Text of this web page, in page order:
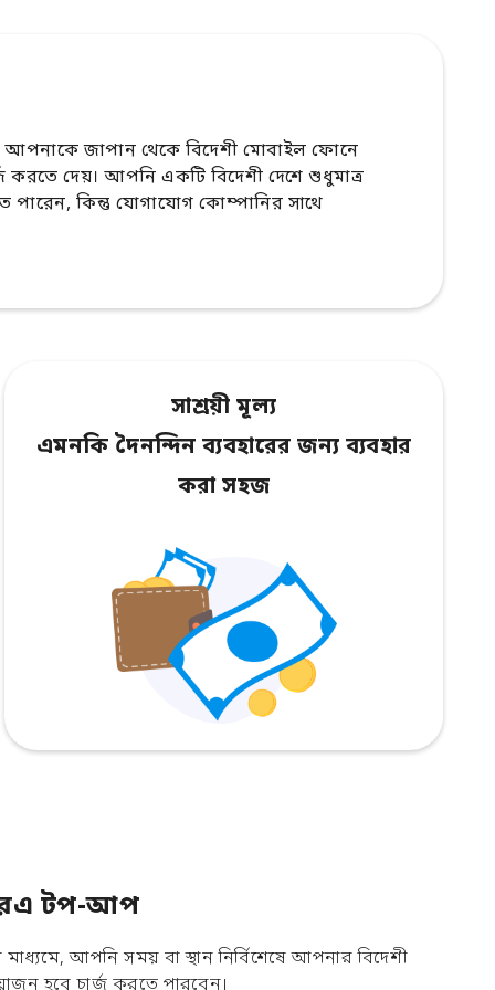
জাপান থেকে বিদেশী মোবাইল ফোনে
করতে দেয়। আপনি একটি বিদেশী দেশে শুধুমাত্র
কিন্তু যোগাযোগ কোম্পানির সাথে
সাশ্রয়ী মূল্য
এমনকি দৈনন্দিন ব্যবহারের জন্য ব্যবহার
করা সহজ
টপ-আপ
আপনি সময় বা স্থান নির্বিশেষে আপনার বিদেশী